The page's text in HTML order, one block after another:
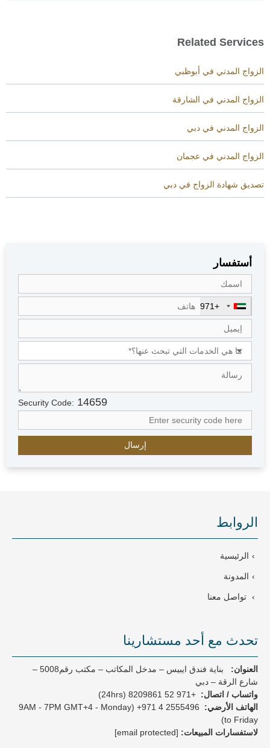
Related Services
الزواج المدني في أبوظبي
الزواج المدني في الشارقة
الزواج المدني في دبي
الزواج المدني في عجمان
تصديق شهادة الزواج في دبي
أستفسار
U
n
i
t
e
a
b
E
s
+
7
1
+971
Security Code: 14659
الروابط
الرئيسية
المدونة
تواصل معنا
تحدث مع أحد مستشارينا
العنوان:
بناية فندق ايبيس – مدخل المكاتب – مكتب رقم5008 –
شارع الرقة – دبي
واتساب / اتصال: +971 52 8209861 (24hrs)
الهاتف الأرضي:
2555496 4 971+
(9AM - 7PM GMT+4 - Monday
to Friday)
لاستفسارات المبيعات: [email protected]